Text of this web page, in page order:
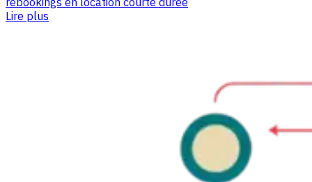
Lire plus